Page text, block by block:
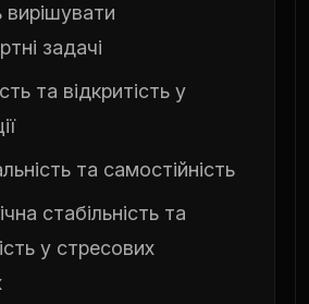
вирішувати
задачі
та відкритість у
та самостійність
стабільність та
у стресових